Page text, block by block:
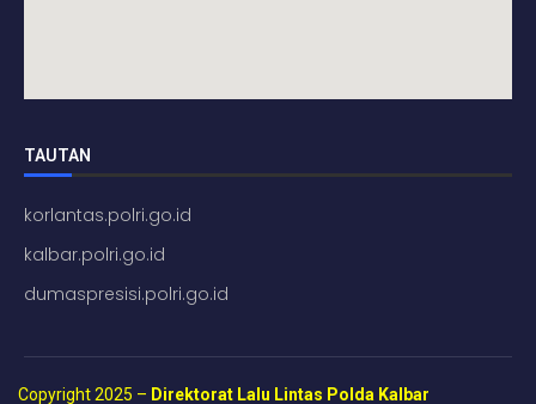
TAUTAN
korlantas.polri.go.id
kalbar.polri.go.id
dumaspresisi.polri.go.id
Copyright 2025 – Direktorat Lalu Lintas Polda Kalbar